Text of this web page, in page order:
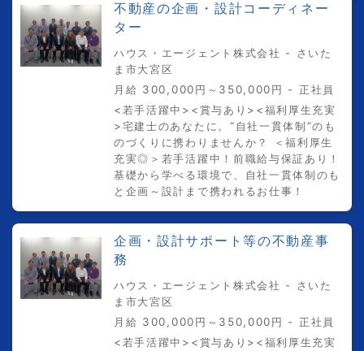
不動産の企画・設計コーディネー
ター
ハウス・エージェント株式会社 - さいた
ま市大宮区
月給 300,000円～350,000円 - 正社員
<若手活躍中><賞与あり><福利厚生充実
>宅建士のあなたに。“自社一貫体制”のも
のづくりに携わりませんか？ ＜福利厚生
充実◎＞若手活躍中！前職給与保証あり！
基礎から学べる環境で、自社一貫体制のも
と企画～設計まで携われるお仕事！
企画・設計サポート等の不動産事
務
ハウス・エージェント株式会社 - さいた
ま市大宮区
月給 300,000円～350,000円 - 正社員
<若手活躍中><賞与あり><福利厚生充実